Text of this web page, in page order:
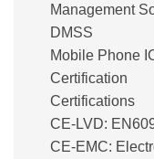
Management
DMSS
Mobile Phone
Certification
Certifications
CE-LVD:
CE-EMC: